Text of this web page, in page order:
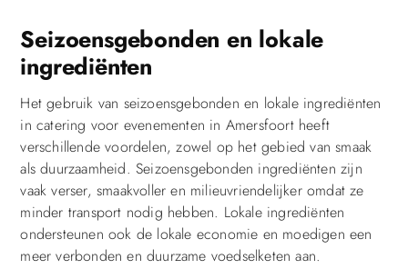
Seizoensgebonden en lokale
ingrediënten
Het gebruik van seizoensgebonden en lokale ingrediënten
in catering voor evenementen in Amersfoort heeft
verschillende voordelen, zowel op het gebied van smaak
als duurzaamheid. Seizoensgebonden ingrediënten zijn
vaak verser, smaakvoller en milieuvriendelijker omdat ze
minder transport nodig hebben. Lokale ingrediënten
ondersteunen ook de lokale economie en moedigen een
meer verbonden en duurzame voedselketen aan.